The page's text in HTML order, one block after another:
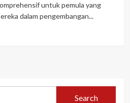
untuk pemula yang
dalam pengembangan...
Search